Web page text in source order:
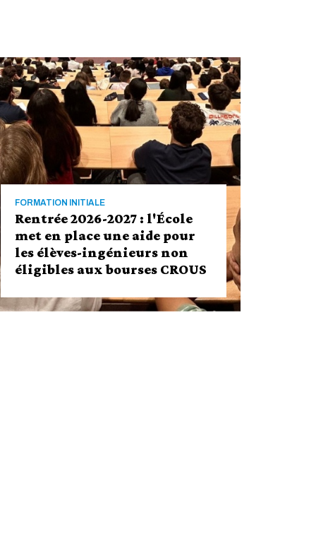
FORMATION INITIALE
Rentrée 2026-2027 : l'École
met en place une aide pour
les élèves-ingénieurs non
éligibles aux bourses CROUS